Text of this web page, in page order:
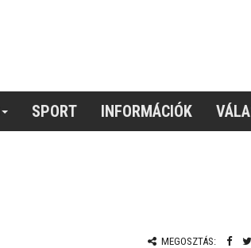
SPORT INFORMÁCIÓK
MEGOSZTÁS: